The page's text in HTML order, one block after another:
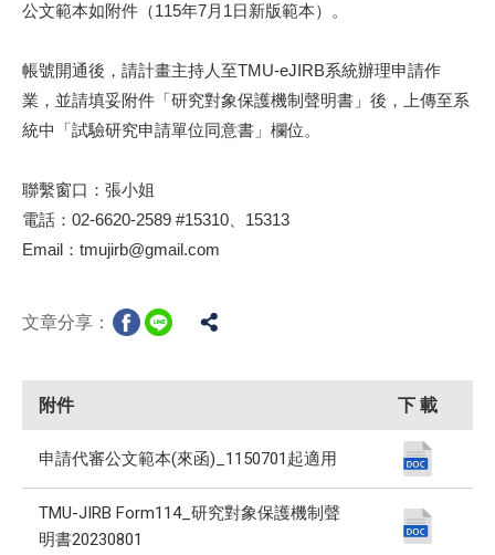
公文範本如附件（115年7月1日新版範本）。
帳號開通後，請計畫主持人至TMU-eJIRB系統辦理申請作
業，並請填妥附件「研究對象保護機制聲明書」後，上傳至系
統中「試驗研究申請單位同意書」欄位。
聯繫窗口：張小姐
電話：02-6620-2589 #15310、15313
Email：tmujirb@gmail.com
文章分享：
附件 下 載
申請代審公文範本(來函)_1150701起適用
TMU-JIRB Form114_研究對象保護機制聲
明書20230801